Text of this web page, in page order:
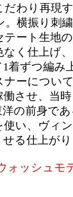
だわり再現
。横振り刺
ート生地
なく仕上げ
着ずつ編み
ーについ
させ、当
の前身で
使い、ヴィ
る仕上が
ォッシュモ